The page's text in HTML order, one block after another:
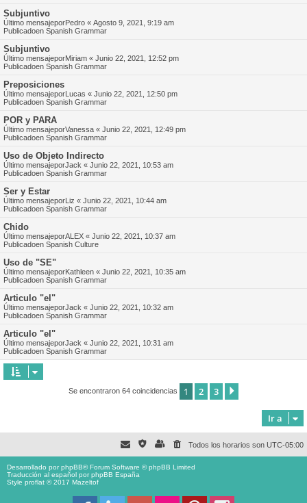
Subjuntivo
Último mensajeporPedro « Agosto 9, 2021, 9:19 am
Publicadoen Spanish Grammar
Subjuntivo
Último mensajeporMiriam « Junio 22, 2021, 12:52 pm
Publicadoen Spanish Grammar
Preposiciones
Último mensajeporLucas « Junio 22, 2021, 12:50 pm
Publicadoen Spanish Grammar
POR y PARA
Último mensajeporVanessa « Junio 22, 2021, 12:49 pm
Publicadoen Spanish Grammar
Uso de Objeto Indirecto
Último mensajeporJack « Junio 22, 2021, 10:53 am
Publicadoen Spanish Grammar
Ser y Estar
Último mensajeporLiz « Junio 22, 2021, 10:44 am
Publicadoen Spanish Grammar
Chido
Último mensajeporALEX « Junio 22, 2021, 10:37 am
Publicadoen Spanish Culture
Uso de "SE"
Último mensajeporKathleen « Junio 22, 2021, 10:35 am
Publicadoen Spanish Grammar
Articulo "el"
Último mensajeporJack « Junio 22, 2021, 10:32 am
Publicadoen Spanish Grammar
Articulo "el"
Último mensajeporJack « Junio 22, 2021, 10:31 am
Publicadoen Spanish Grammar
Se encontraron 64 coincidencias 1 2 3
Ir a
Todos los horarios son UTC-05:00
Desarrollado porphpBB® Forum Software © phpBB Limited
Traducción al español porphpBB España
Style proflat © 2017 Mazeltof